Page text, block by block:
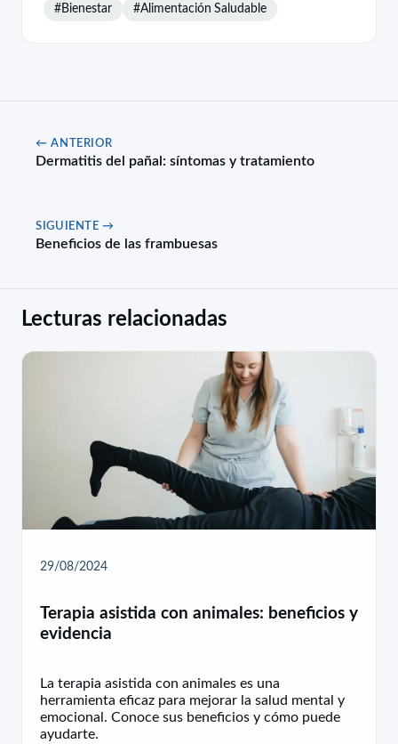
#Bienestar #Alimentación Saludable
← ANTERIOR
Dermatitis del pañal: síntomas y tratamiento
SIGUIENTE →
Beneficios de las frambuesas
Lecturas relacionadas
29/08/2024
Terapia asistida con animales: beneficios y
evidencia
La terapia asistida con animales es una
herramienta eficaz para mejorar la salud mental y
emocional. Conoce sus beneficios y cómo puede
ayudarte.